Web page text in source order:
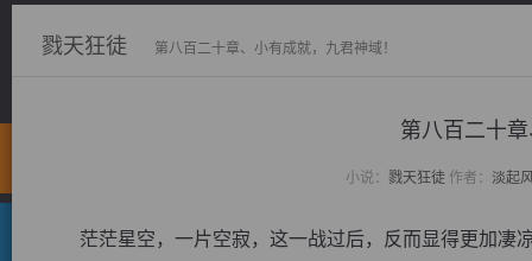
戮天狂徒 第八百二十章、小有成就，九君神域！
第八百二十
小说： 戮天狂徒作者： 淡起
茫茫星空，一片空寂，这一战过后，反而显得更加凄